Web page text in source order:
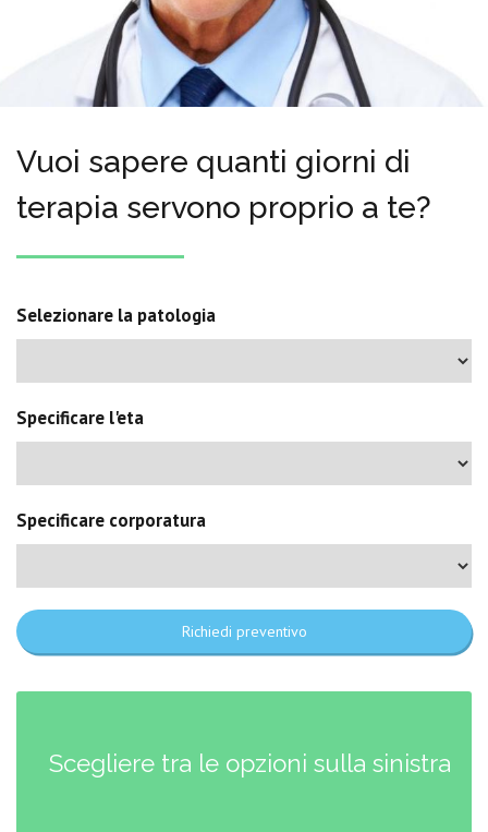
Vuoi sapere quanti giorni di
terapia servono proprio a te?
Selezionare la patologia
Specificare l'eta
Specificare corporatura
Richiedi preventivo
Scegliere tra le opzioni sulla sinistra